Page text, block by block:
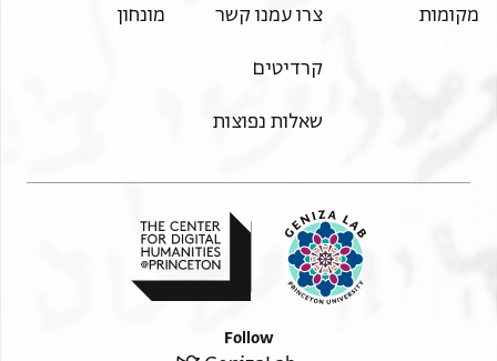
מקומות צרו עמנו קשר
קרדיטים
שאלות נפוצות
מונחון
Follow